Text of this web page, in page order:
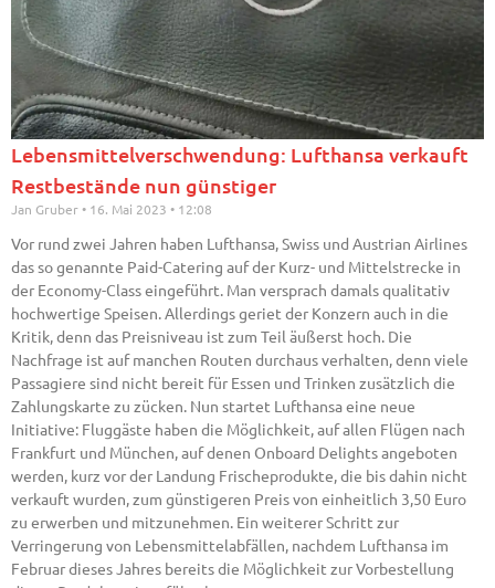
Lebensmittelverschwendung: Lufthansa verkauft
Restbestände nun günstiger
Jan Gruber 16. Mai 2023 12:08
Vor rund zwei Jahren haben Lufthansa, Swiss und Austrian Airlines
das so genannte Paid-Catering auf der Kurz- und Mittelstrecke in
der Economy-Class eingeführt. Man versprach damals qualitativ
hochwertige Speisen. Allerdings geriet der Konzern auch in die
Kritik, denn das Preisniveau ist zum Teil äußerst hoch. Die
Nachfrage ist auf manchen Routen durchaus verhalten, denn viele
Passagiere sind nicht bereit für Essen und Trinken zusätzlich die
Zahlungskarte zu zücken. Nun startet Lufthansa eine neue
Initiative: Fluggäste haben die Möglichkeit, auf allen Flügen nach
Frankfurt und München, auf denen Onboard Delights angeboten
werden, kurz vor der Landung Frischeprodukte, die bis dahin nicht
verkauft wurden, zum günstigeren Preis von einheitlich 3,50 Euro
zu erwerben und mitzunehmen. Ein weiterer Schritt zur
Verringerung von Lebensmittelabfällen, nachdem Lufthansa im
Februar dieses Jahres bereits die Möglichkeit zur Vorbestellung